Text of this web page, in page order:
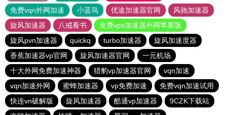
免费vqn外网加速
小蓝鸟 优途加速器官网
风驰加速器
旋风加速器
八戒看书
免费vps加速器外网苹果版
旋风pvn加速器
quickq turbo加速器
旋风加速度器
香蕉加速器vp官网
旋风加速器官网
一元机场
十大外网免费加速神器
猎豹vp加速器官网
vqn加速
vqn加速外网
蜜蜂加速器 vp免费加速
免费vqn加速试用
快连vn破解版
旋风加速器 酷通vp加速器
9CZK下载站